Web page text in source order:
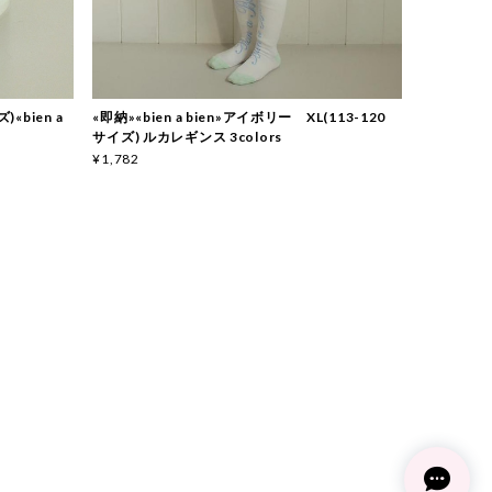
)«bien a
«即納»«bien a bien»アイボリー XL(113-120
サイズ) ルカレギンス 3colors
¥1,782